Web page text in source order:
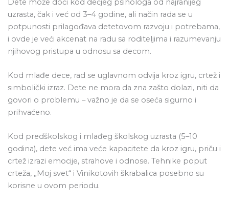
Dete može doći kod dečjeg psihologa od najranijeg
uzrasta, čak i već od 3–4 godine, ali način rada se u
potpunosti prilagođava detetovom razvoju i potrebama,
i ovde je veći akcenat na radu sa roditeljima i razumevanju
njihovog pristupa u odnosu sa decom.
Kod mlađe dece, rad se uglavnom odvija kroz igru, crtež i
simbolički izraz. Dete ne mora da zna zašto dolazi, niti da
govori o problemu – važno je da se oseća sigurno i
prihvaćeno.
Kod predškolskog i mlađeg školskog uzrasta (5–10
godina), dete već ima veće kapacitete da kroz igru, priču i
crtež izrazi emocije, strahove i odnose. Tehnike poput
crteža, „Moj svet“ i Vinikotovih škrabalica posebno su
korisne u ovom periodu.